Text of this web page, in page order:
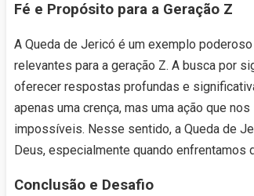
Fé e Propósito para a Geração Z
A Queda de Jericó é um exemplo
relevantes para a geração Z. A busca por
oferecer respostas profundas e
apenas uma crença, mas uma ação que
impossíveis. Nesse sentido, a Queda de
Deus, especialmente quando
Conclusão e Desafio